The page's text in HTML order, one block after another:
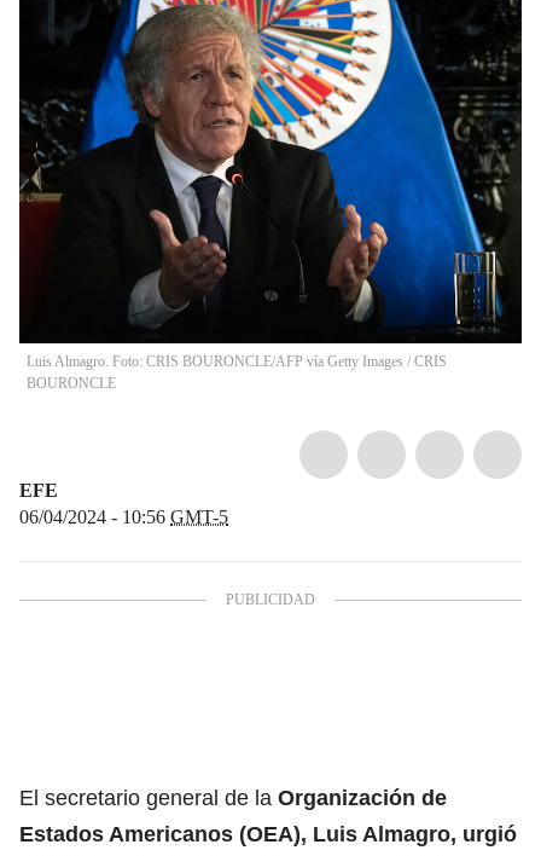
Luis Almagro. Foto: CRIS BOURONCLE/AFP vía Getty Images / CRIS
BOURONCLE
EFE
06/04/2024 - 10:56 GMT-5
El secretario general de la Organización de
Estados Americanos (OEA), Luis Almagro, urgió